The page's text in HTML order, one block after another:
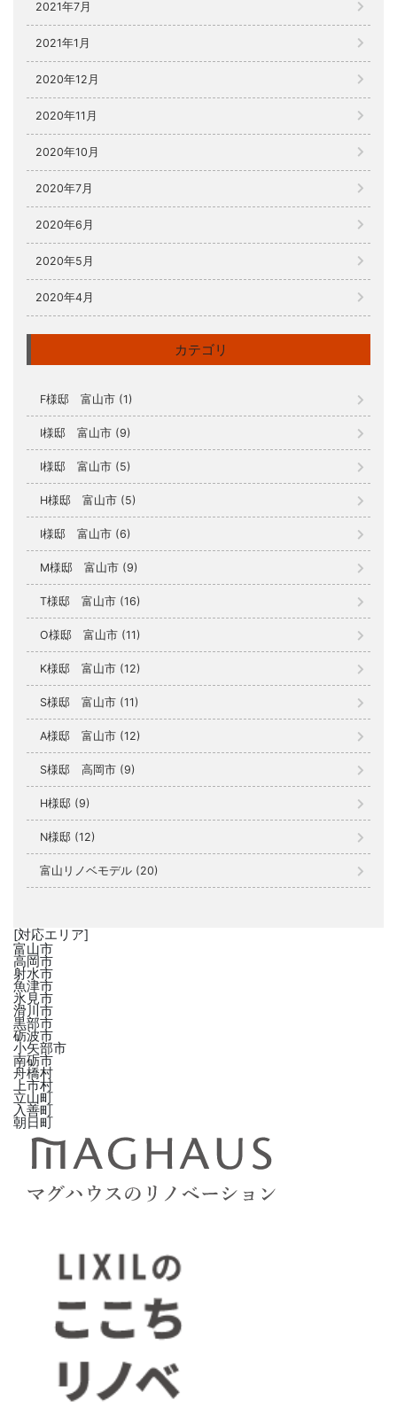
2021年7月
2021年1月
2020年12月
2020年11月
2020年10月
2020年7月
2020年6月
2020年5月
2020年4月
カテゴリ
F様邸 富山市 (1)
I様邸 富山市 (9)
I様邸 富山市 (5)
H様邸 富山市 (5)
I様邸 富山市 (6)
M様邸 富山市 (9)
T様邸 富山市 (16)
O様邸 富山市 (11)
K様邸 富山市 (12)
S様邸 富山市 (11)
A様邸 富山市 (12)
S様邸 高岡市 (9)
H様邸 (9)
N様邸 (12)
富山リノベモデル (20)
[対応エリア]
富山市
高岡市
射水市
魚津市
氷見市
滑川市
黒部市
砺波市
小矢部市
南砺市
舟橋村
上市村
立山町
入善町
朝日町